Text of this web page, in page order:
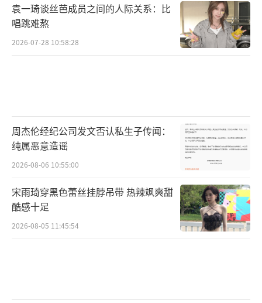
袁一琦谈丝芭成员之间的人际关系：比
唱跳难熬
2026-07-28 10:58:28
周杰伦经纪公司发文否认私生子传闻：
纯属恶意造谣
2026-08-06 10:55:00
宋雨琦穿黑色蕾丝挂脖吊带 热辣飒爽甜
酷感十足
2026-08-05 11:45:54